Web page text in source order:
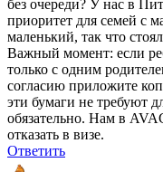
без очереди? У нас в
приоритет для семей с
маленький, так что
Важный момент: если
только с одним
согласию приложите
эти бумаги не требуют
обязательно. Нам в
отказать в визе.
Ответить